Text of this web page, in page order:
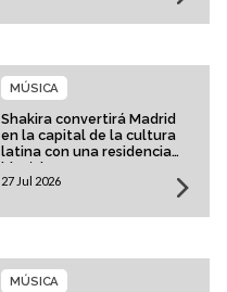
Shakira convertirá Madrid
en la capital de la cultura
latina con una residencia
histórica
MÚSICA
27 Jul 2026
MÚSICA